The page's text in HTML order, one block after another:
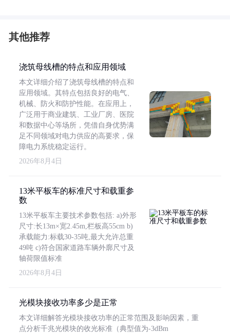
其他推荐
浇筑母线槽的特点和应用领域
本文详细介绍了浇筑母线槽的特点和
应用领域。其特点包括良好的电气、
机械、防火和防护性能。在应用上，
广泛用于商业建筑、工业厂房、医院
和数据中心等场所，凭借自身优势满
足不同领域对电力供应的高要求，保
障电力系统稳定运行。
2026年8月4日
13米平板车的标准尺寸和载重参
数
13米平板车主要技术参数包括: a)外形
尺寸:长13m×宽2.45m,栏板高55cm b)
承载能力:标载30-35吨,最大允许总重
49吨 c)符合国家道路车辆外廓尺寸及
轴荷限值标准
2026年8月4日
光模块接收功率多少是正常
本文详细解答光模块接收功率的正常范围及影响因素，重
点分析千兆光模块的收光标准（典型值为-3dBm